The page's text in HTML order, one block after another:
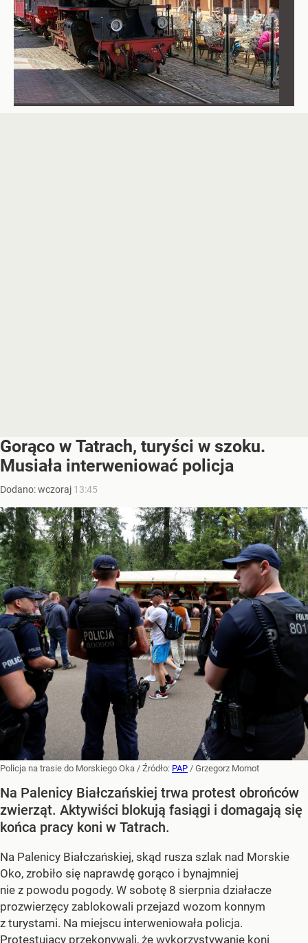
Gorąco w Tatrach, turyści w szoku.
Musiała interweniować policja
Dodano:wczoraj 13:45
Policja na trasie do Morskiego Oka / Źródło: PAP / Grzegorz Momot
Na Palenicy Białczańskiej trwa protest obrońców
zwierząt. Aktywiści blokują fasiągi i domagają się
końca pracy koni w Tatrach.
Na Palenicy Białczańskiej, skąd rusza szlak nad Morskie
Oko, zrobiło się naprawdę gorąco i bynajmniej
nie z powodu pogody. W sobotę 8 sierpnia działacze
prozwierzęcy zablokowali przejazd wozom konnym
z turystami. Na miejscu interweniowała policja.
Protestujący przekonywali, że wykorzystywanie koni